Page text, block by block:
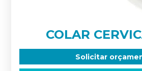
COLAR
Solicitar